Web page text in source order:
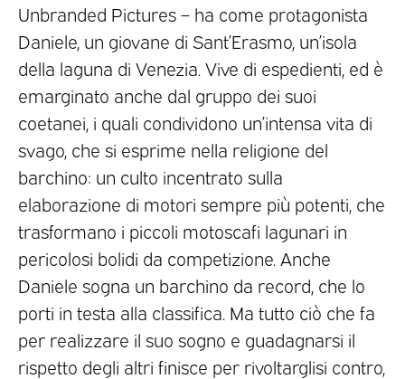
Unbranded Pictures – ha come protagonista
Daniele, un giovane di Sant’Erasmo, un’isola
della laguna di Venezia. Vive di espedienti, ed è
emarginato anche dal gruppo dei suoi
coetanei, i quali condividono un’intensa vita di
svago, che si esprime nella religione del
barchino: un culto incentrato sulla
elaborazione di motori sempre più potenti, che
trasformano i piccoli motoscafi lagunari in
pericolosi bolidi da competizione. Anche
Daniele sogna un barchino da record, che lo
porti in testa alla classifica. Ma tutto ciò che fa
per realizzare il suo sogno e guadagnarsi il
rispetto degli altri finisce per rivoltarglisi contro,